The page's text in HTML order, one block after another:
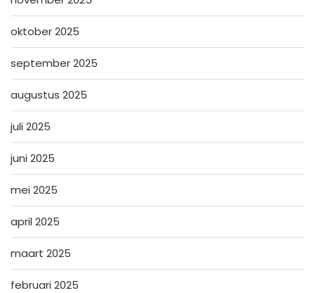
oktober 2025
september 2025
augustus 2025
juli 2025
juni 2025
mei 2025
april 2025
maart 2025
februari 2025